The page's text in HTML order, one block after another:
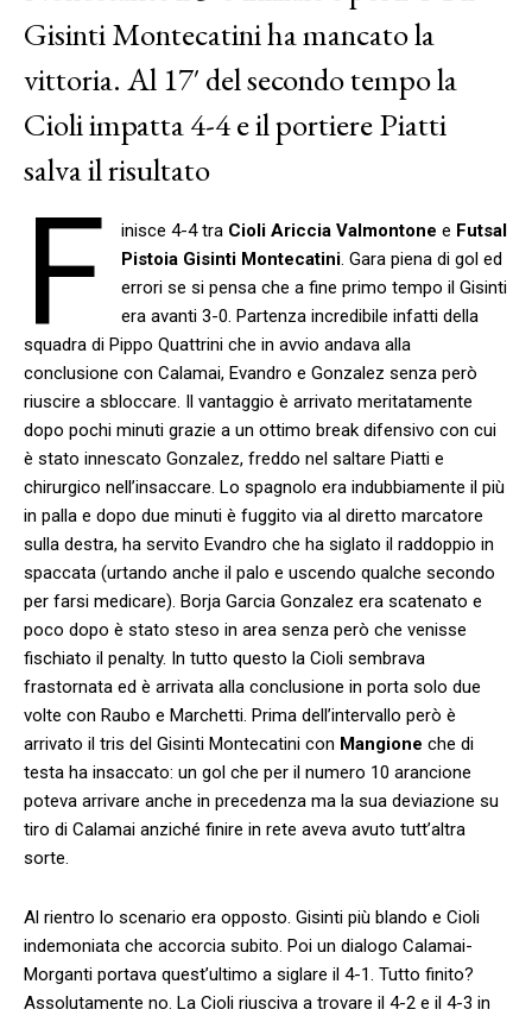
Gisinti Montecatini ha mancato la
vittoria. Al 17′ del secondo tempo la
Cioli impatta 4-4 e il portiere Piatti
salva il risultato
F inisce 4-4 tra Cioli Ariccia Valmontone e Futsal
Pistoia Gisinti Montecatini. Gara piena di gol ed
errori se si pensa che a fine primo tempo il Gisinti
era avanti 3-0. Partenza incredibile infatti della
squadra di Pippo Quattrini che in avvio andava alla
conclusione con Calamai, Evandro e Gonzalez senza però
riuscire a sbloccare. Il vantaggio è arrivato meritatamente
dopo pochi minuti grazie a un ottimo break difensivo con cui
è stato innescato Gonzalez, freddo nel saltare Piatti e
chirurgico nell’insaccare. Lo spagnolo era indubbiamente il più
in palla e dopo due minuti è fuggito via al diretto marcatore
sulla destra, ha servito Evandro che ha siglato il raddoppio in
spaccata (urtando anche il palo e uscendo qualche secondo
per farsi medicare). Borja Garcia Gonzalez era scatenato e
poco dopo è stato steso in area senza però che venisse
fischiato il penalty. In tutto questo la Cioli sembrava
frastornata ed è arrivata alla conclusione in porta solo due
volte con Raubo e Marchetti. Prima dell’intervallo però è
arrivato il tris del Gisinti Montecatini con Mangione che di
testa ha insaccato: un gol che per il numero 10 arancione
poteva arrivare anche in precedenza ma la sua deviazione su
tiro di Calamai anziché finire in rete aveva avuto tutt’altra
sorte.
Al rientro lo scenario era opposto. Gisinti più blando e Cioli
indemoniata che accorcia subito. Poi un dialogo Calamai-
Morganti portava quest’ultimo a siglare il 4-1. Tutto finito?
Assolutamente no. La Cioli riusciva a trovare il 4-2 e il 4-3 in